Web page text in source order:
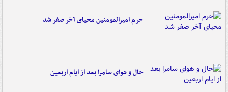
حرم امیرالمومنین محیای آخر صفر شد
حال و هوای سامرا بعد از ایام اربعین